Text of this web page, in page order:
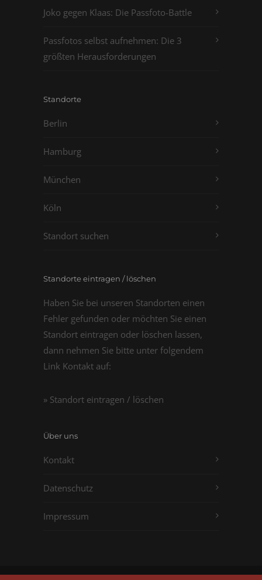
Joko gegen Klaas: Die Passfoto-Battle
Passfotos selbst aufnehmen: Die 3
größten Herausforderungen
Standorte
Berlin
Hamburg
München
Köln
Standort suchen
Standorte eintragen / löschen
Haben Sie bei unseren Standorten einen
Fehler gefunden oder möchten Sie einen
Standort eintragen oder löschen lassen,
dann nehmen Sie bitte unter folgendem
Link Kontakt auf:
» Standort eintragen / löschen
Über uns
Kontakt
Datenschutz
Impressum